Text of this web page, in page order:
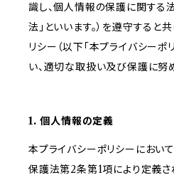
識し、個人情報の保護に関する
法」といいます。）を遵守すると
リシー（以下「本プライバシーポ
い、適切な取扱い及び保護に努
1. 個人情報の定義
本プライバシーポリシーにおい
保護法第2条第1項により定義さ